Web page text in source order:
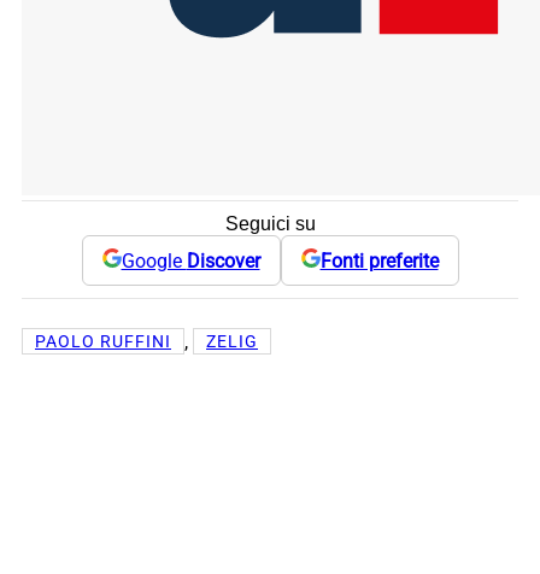
Seguici su
Google Discover Fonti preferite
PAOLO RUFFINI , ZELIG